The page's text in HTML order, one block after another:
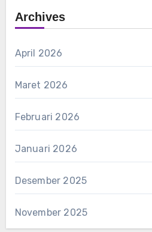
Archives
April 2026
Maret 2026
Februari 2026
Januari 2026
Desember 2025
November 2025